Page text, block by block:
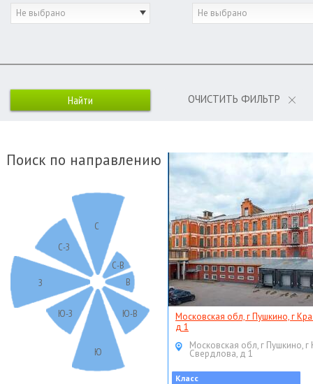
Не выбрано Не выбрано
ОЧИСТИТЬ ФИЛЬТР
Поиск по направлению
С
С-В
В
Ю-В
Ю
Ю-З
З
С-З
Московская обл, г Пушкино, г
д 1
Московская обл, г Пушкино, г
Свердлова, д 1
Класс